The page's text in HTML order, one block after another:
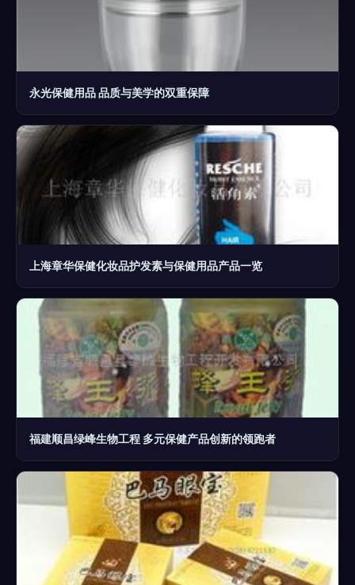
永光保健用品 品质与美学的双重保障
上海章华保健化妆品护发素与保健用品产品一览
福建顺昌绿峰生物工程 多元保健产品创新的领跑者